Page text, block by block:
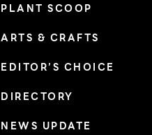
PLANT SCOOP
ARTS & CRAFTS
EDITOR’S CHOICE
DIRECTORY
NEWS UPDATE